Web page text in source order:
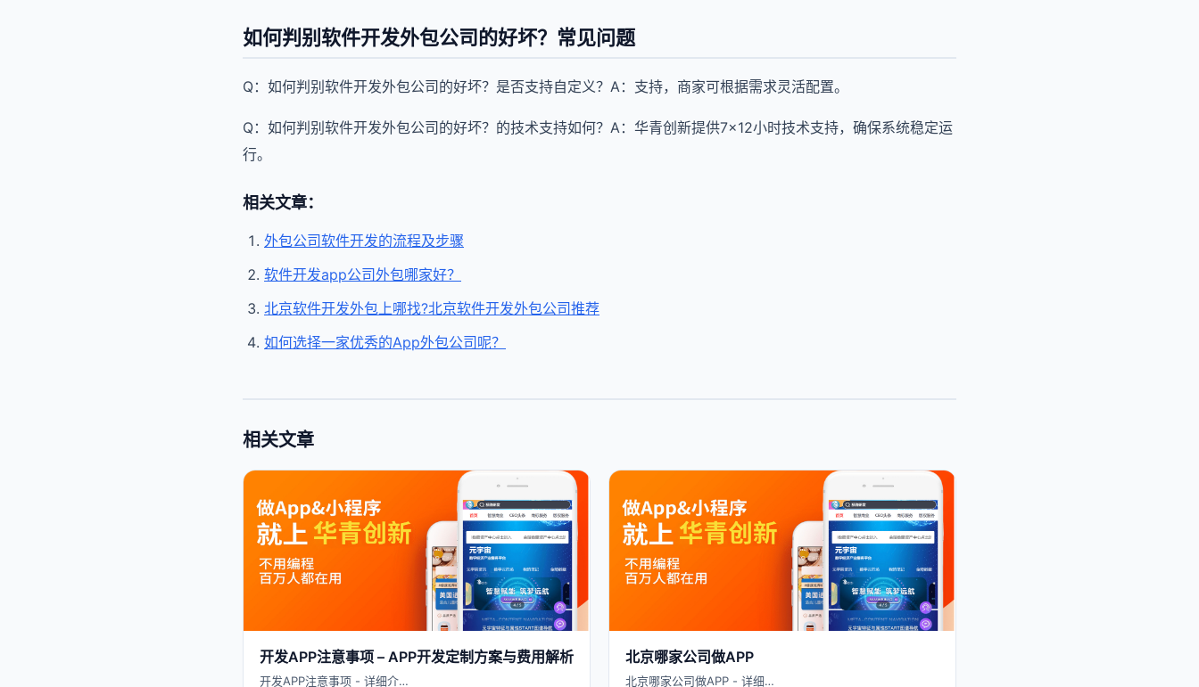
如何判别软件开发外包公司的好坏？常见问题
Q：如何判别软件开发外包公司的好坏？是否支持自定义？A：支持，商家可根据需求灵活配置。
Q：如何判别软件开发外包公司的好坏？的技术支持如何？A：华青创新提供7×12小时技术支持，确保系统稳定运
行。
相关文章：
外包公司软件开发的流程及步骤
软件开发app公司外包哪家好？
北京软件开发外包上哪找?北京软件开发外包公司推荐
如何选择一家优秀的App外包公司呢？
相关文章
开发APP注意事项 – APP开发定制方案与费用解析
开发APP注意事项 - 详细介…
北京哪家公司做APP
北京哪家公司做APP - 详细…